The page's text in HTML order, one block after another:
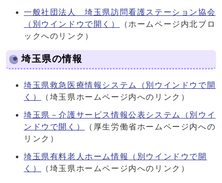
一般社団法人 埼玉県訪問看護ステーション協会
（別ウインドウで開く）
（ホームページ内北ブロ
ックへのリンク）
埼玉県の情報
埼玉県救急医療情報システム
（別ウインドウで開
く）
（埼玉県ホームページ内へのリンク）
埼玉県－介護サービス情報公表システム
（別ウイ
ンドウで開く）
（厚生労働省ホームページ内への
リンク）
埼玉県有料老人ホーム情報
（別ウインドウで開
く）
（埼玉県ホームページ内へのリンク）